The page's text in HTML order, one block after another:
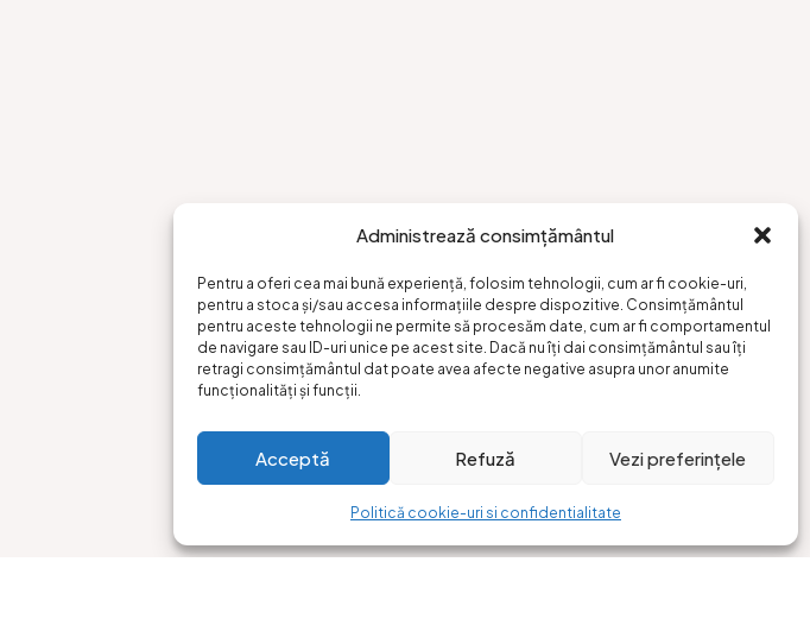
Administrează consimțământul
Pentru a oferi cea mai bună experiență, folosim tehnologii, cum ar fi cookie-uri,
pentru a stoca și/sau accesa informațiile despre dispozitive. Consimțământul
pentru aceste tehnologii ne permite să procesăm date, cum ar fi comportamentul
de navigare sau ID-uri unice pe acest site. Dacă nu îți dai consimțământul sau îți
retragi consimțământul dat poate avea afecte negative asupra unor anumite
funcționalități și funcții.
Acceptă Refuză Vezi preferințele
Politică cookie-uri si confidentialitate